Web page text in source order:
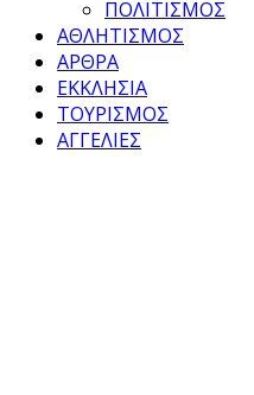
ΠΟΛΙΤΙΣΜΟΣ
ΑΘΛΗΤΙΣΜΟΣ
ΑΡΘΡΑ
ΕΚΚΛΗΣΙΑ
ΤΟΥΡΙΣΜΟΣ
ΑΓΓΕΛΙΕΣ